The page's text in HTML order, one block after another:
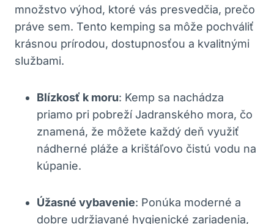
množstvo výhod, ktoré vás presvedčia, prečo
práve sem. Tento kemping sa môže pochváliť
krásnou prírodou, dostupnosťou a kvalitnými
službami.
Blízkosť k moru: Kemp sa nachádza
priamo pri pobreží Jadranského mora, čo
znamená, že môžete každý deň využiť
nádherné pláže a krištáľovo čistú vodu na
kúpanie.
Úžasné vybavenie: Ponúka moderné a
dobre udržiavané hygienické zariadenia,